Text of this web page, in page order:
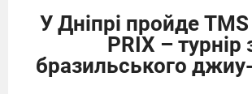
У Дніпрі пройде TMS
PRIX – турнір
бразильського